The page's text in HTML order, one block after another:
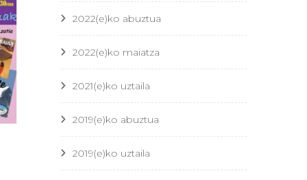
2022(e)ko abuztua
2022(e)ko maiatza
2021(e)ko uztaila
2019(e)ko abuztua
2019(e)ko uztaila